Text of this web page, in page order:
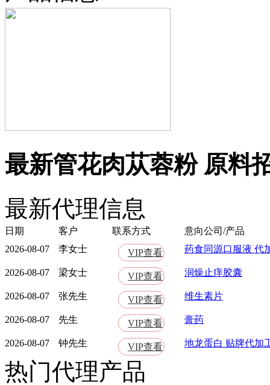
最新管花肉苁蓉粉 原料
最新代理信息
日期 客户 联系方式
意向公司/产品
2026-08-07
李女士 VIP查看 药食同源口服液 代
2026-08-07 梁女士 VIP查看 润燥止痒胶囊
2026-08-07 张先生 VIP查看 维生素片
2026-08-07 先生 VIP查看 膏药
2026-08-07 钟先生 VIP查看 地龙蛋白 贴牌代加
热门代理产品